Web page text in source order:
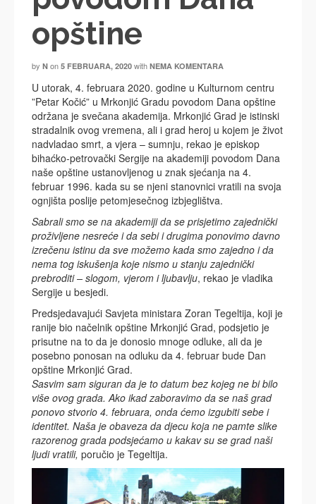
opštine
by N on 5 FEBRUARA, 2020 with NEMA KOMENTARA
U utorak, 4. februara 2020. godine u Kulturnom centru
”Petar Kočić” u Mrkonjić Gradu povodom Dana opštine
održana je svečana akademija. Mrkonjić Grad je istinski
stradalnik ovog vremena, ali i grad heroj u kojem je život
nadvladao smrt, a vjera – sumnju, rekao je episkop
bihaćko-petrovački Sergije na akademiji povodom Dana
naše opštine ustanovljenog u znak sjećanja na 4.
februar 1996. kada su se njeni stanovnici vratili na svoja
ognjišta poslije petomjesečnog izbjeglištva.
Sabrali smo se na akademiji da se prisjetimo zajednički
proživljene nesreće i da sebi i drugima ponovimo davno
izrečenu istinu da sve možemo kada smo zajedno i da
nema tog iskušenja koje nismo u stanju zajednički
prebroditi – slogom, vjerom i ljubavlju, rekao je vladika
Sergije u besjedi.
Predsjedavajući Savjeta ministara Zoran Tegeltija, koji je
ranije bio načelnik opštine Mrkonjić Grad, podsjetio je
prisutne na to da je donosio mnoge odluke, ali da je
posebno ponosan na odluku da 4. februar bude Dan
opštine Mrkonjić Grad.
Sasvim sam siguran da je to datum bez kojeg ne bi bilo
više ovog grada. Ako ikad zaboravimo da se naš grad
ponovo stvorio 4. februara, onda ćemo izgubiti sebe i
identitet. Naša je obaveza da djecu koja ne pamte slike
razorenog grada podsjećamo u kakav su se grad naši
ljudi vratili, poručio je Tegeltija.